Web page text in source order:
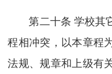
第二十条 学校其
程相冲突，以本章程
法规、规章和上级有